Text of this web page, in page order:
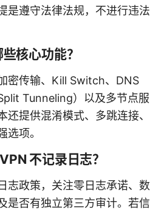
是遵守法律法规，不进行违法
核心功能？
密传输、Kill Switch、DNS
Tunneling）以及多节点服
还提供混淆模式、多跳连接、
选项。
不记录日志？
志政策，关注零日志承诺、数
是否有独立第三方审计。若信